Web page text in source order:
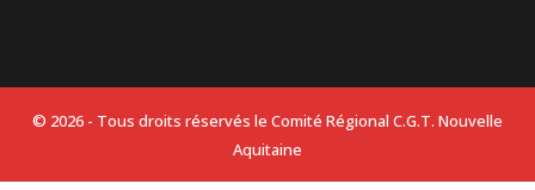
© 2026 - Tous droits réservés le Comité Régional C.G.T. Nouvelle
Aquitaine